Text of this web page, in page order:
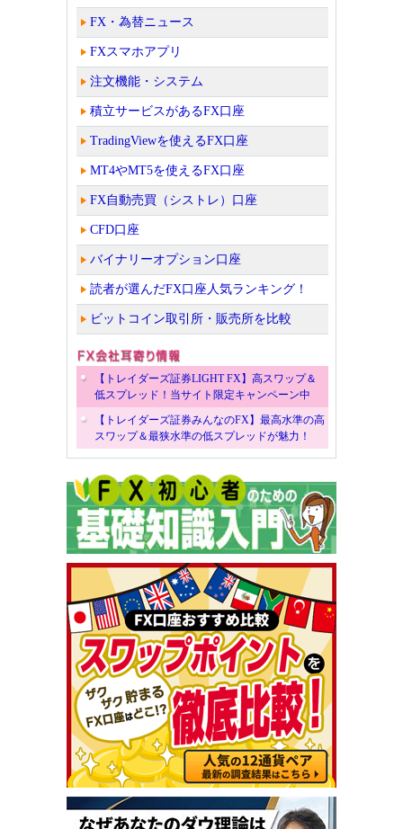
FX・為替ニュース
FXスマホアプリ
注文機能・システム
積立サービスがあるFX口座
TradingViewを使えるFX口座
MT4やMT5を使えるFX口座
FX自動売買（シストレ）口座
CFD口座
バイナリーオプション口座
読者が選んだFX口座人気ランキング！
ビットコイン取引所・販売所を比較
【トレイダーズ証券LIGHT FX】高スワップ＆
低スプレッド！当サイト限定キャンペーン中
【トレイダーズ証券みんなのFX】最高水準の高
スワップ＆最狭水準の低スプレッドが魅力！